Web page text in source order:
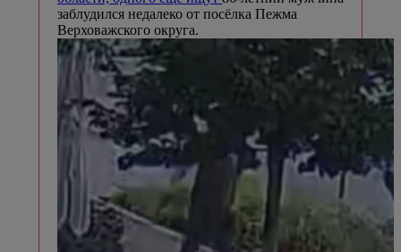
заблудился недалеко от посёлка Пежма
Верховажского округа.